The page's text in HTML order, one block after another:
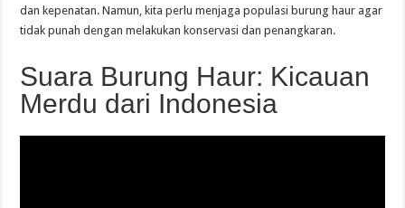
dan kepenatan. Namun, kita perlu menjaga populasi burung haur agar
tidak punah dengan melakukan konservasi dan penangkaran.
Suara Burung Haur: Kicauan
Merdu dari Indonesia